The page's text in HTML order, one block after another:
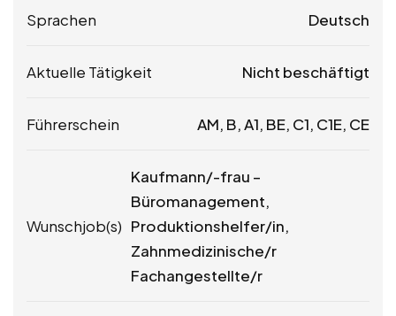
Sprachen Deutsch
Aktuelle Tätigkeit Nicht beschäftigt
Führerschein AM, B, A1, BE, C1, C1E, CE
Wunschjob(s)
Kaufmann/-frau –
Büromanagement,
Produktionshelfer/in,
Zahnmedizinische/r
Fachangestellte/r